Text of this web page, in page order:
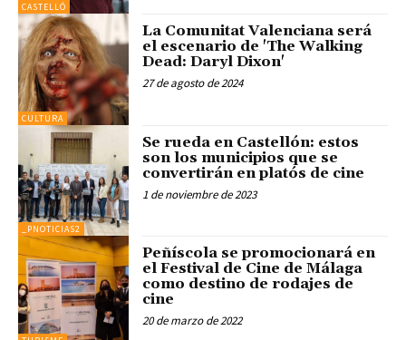
CASTELLÓ
CULTURA
La Comunitat Valenciana será
el escenario de 'The Walking
Dead: Daryl Dixon'
27 de agosto de 2024
_PNOTICIAS2
Se rueda en Castellón: estos
son los municipios que se
convertirán en platós de cine
1 de noviembre de 2023
Peñíscola se promocionará en
el Festival de Cine de Málaga
como destino de rodajes de
cine
20 de marzo de 2022